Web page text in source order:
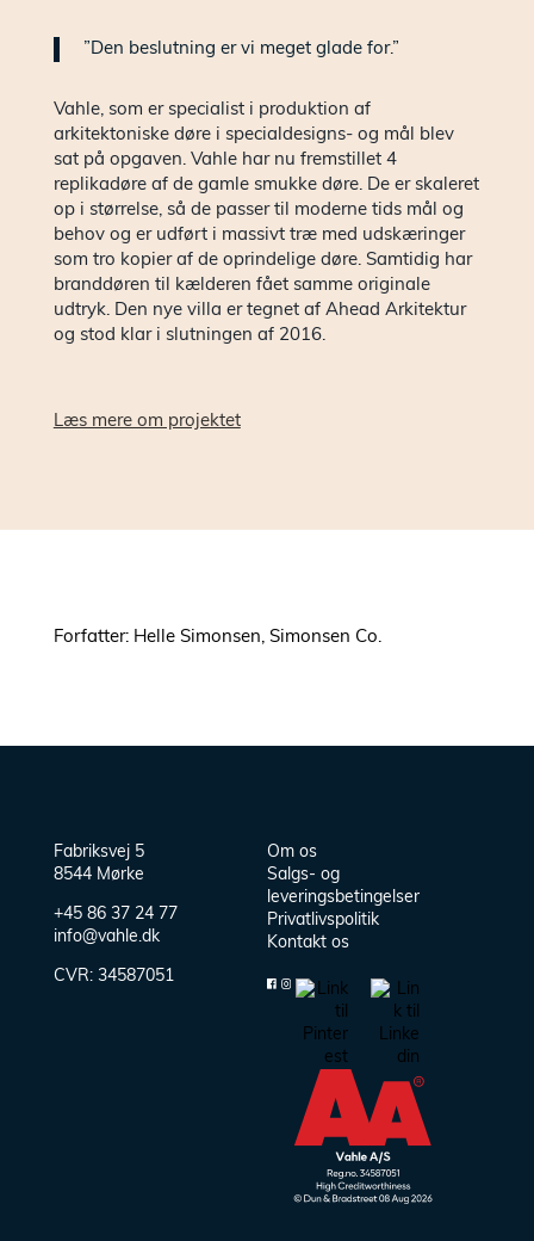
”Den beslutning er vi meget glade for.”
Vahle, som er specialist i produktion af
arkitektoniske døre i specialdesigns- og mål blev
sat på opgaven. Vahle har nu fremstillet 4
replikadøre af de gamle smukke døre. De er skaleret
op i størrelse, så de passer til moderne tids mål og
behov og er udført i massivt træ med udskæringer
som tro kopier af de oprindelige døre. Samtidig har
branddøren til kælderen fået samme originale
udtryk. Den nye villa er tegnet af Ahead Arkitektur
og stod klar i slutningen af 2016.
Læs mere om projektet
Forfatter: Helle Simonsen, Simonsen Co.
Fabriksvej 5
8544 Mørke
+45 86 37 24 77
info@vahle.dk
CVR: 34587051
Om os
Salgs- og
leveringsbetingelser
Privatlivspolitik
Kontakt os